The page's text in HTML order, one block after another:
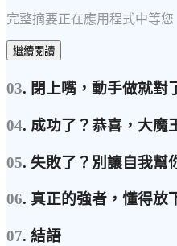
完整摘要正在應用程式中等您
繼續閱讀
03. 閉上嘴，動手做就對
04. 成功了？恭喜，大魔
05. 失敗了？別讓自我幫
06. 真正的強者，懂得放
07. 結語